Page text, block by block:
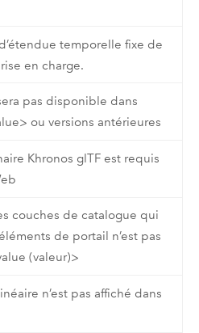
temporelle fixe de
en charge.
pas disponible dans
ou versions antérieures
Khronos glTF est requis
couches de catalogue qui
de portail n’est pas
(valeur)>
n’est pas affiché dans